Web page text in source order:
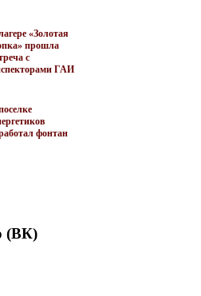
«Золотая
прошла
с
ГАИ
фонтан
(ВК)